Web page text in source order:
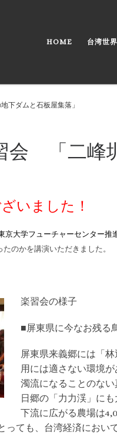
HOME 台湾世
下ダムと石板屋集落」
会 「二峰
いました ！
京大学フューチャーセンター推
のかを講演いただきました。
楽習会の様子
■屏東県に今なお残る
屏東県来義郷には「
用には適さない環境
濁流になることのな
日郷の「力力渓」に
下流に広がる農場は
ても、台湾経済におい